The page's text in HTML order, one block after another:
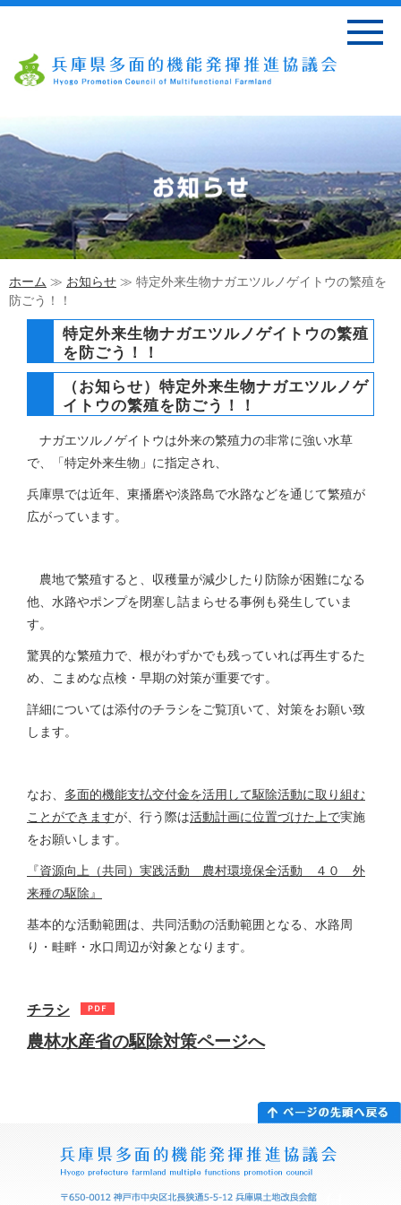
ホーム ≫ お知らせ ≫ 特定外来生物ナガエツルノゲイトウの繁殖を
防ごう！！
特定外来生物ナガエツルノゲイトウの繁殖
を防ごう！！
（お知らせ）特定外来生物ナガエツルノゲ
イトウの繁殖を防ごう！！
ナガエツルノゲイトウは外来の繁殖力の非常に強い水草
で、「特定外来生物」に指定され、
兵庫県では近年、東播磨や淡路島で水路などを通じて繁殖が
広がっています。
農地で繁殖すると、収穫量が減少したり防除が困難になる
他、水路やポンプを閉塞し詰まらせる事例も発生していま
す。
驚異的な繁殖力で、根がわずかでも残っていれば再生するた
め、こまめな点検・早期の対策が重要です。
詳細については添付のチラシをご覧頂いて、対策をお願い致
します。
なお、 多面的機能支払交付金を活用して駆除活動に取り組む
ことができますが、行う際は活動計画に位置づけた上で実施
をお願いします。
『資源向上（共同）実践活動 農村環境保全活動 ４０ 外
来種の駆除』
基本的な活動範囲は、共同活動の活動範囲となる、水路周
り・畦畔・水口周辺が対象となります。
チラシ
農林水産省の駆除対策ページへ